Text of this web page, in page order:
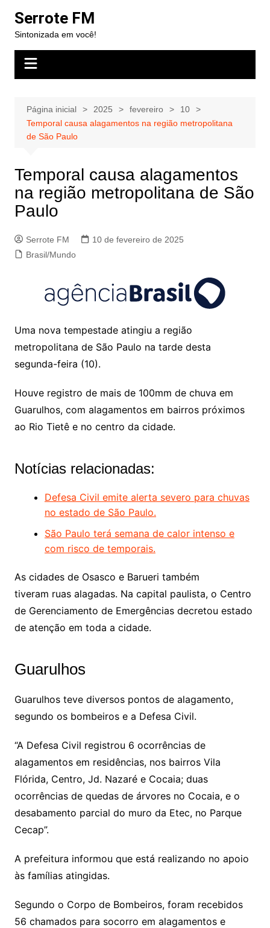
para
conteúdo
Serrote FM
Sintonizada em você!
Página inicial 2025 fevereiro
10
Temporal causa alagamentos na região metropolitana
de São Paulo
Temporal causa alagamentos
na região metropolitana de São
Paulo
Serrote FM
10 de fevereiro de 2025
Brasil/Mundo
Uma nova tempestade atingiu a região
metropolitana de São Paulo na tarde desta
segunda-feira (10).
Houve registro de mais de 100mm de chuva em
Guarulhos, com alagamentos em bairros próximos
ao Rio Tietê e no centro da cidade.
Notícias relacionadas:
Defesa Civil emite alerta severo para chuvas
no estado de São Paulo.
São Paulo terá semana de calor intenso e
com risco de temporais.
As cidades de Osasco e Barueri também
tiveram ruas alagadas. Na capital paulista, o Centro
de Gerenciamento de Emergências decretou estado
de atenção em toda a cidade.
Guarulhos
Guarulhos teve diversos pontos de alagamento,
segundo os bombeiros e a Defesa Civil.
“A Defesa Civil registrou 6 ocorrências de
alagamentos em residências, nos bairros Vila
Flórida, Centro, Jd. Nazaré e Cocaia; duas
ocorrências de quedas de árvores no Cocaia, e o
desabamento parcial do muro da Etec, no Parque
Cecap”.
A prefeitura informou que está realizando no apoio
às famílias atingidas.
Segundo o Corpo de Bombeiros, foram recebidos
56 chamados para socorro em alagamentos e